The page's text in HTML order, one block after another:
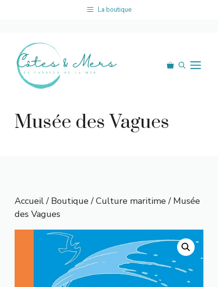
La boutique
Musée des Vagues
Accueil / Boutique /Culture maritime / Musée
des Vagues